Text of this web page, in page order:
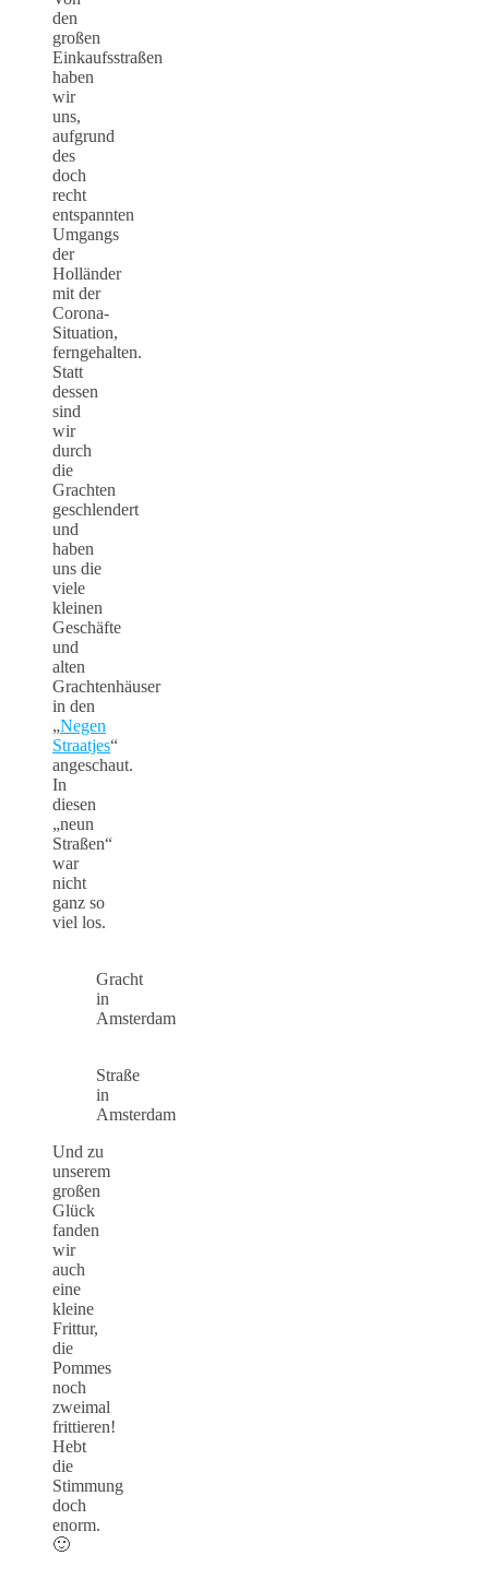
den
großen
Einkaufsstraßen
haben
wir
uns,
aufgrund
des
doch
recht
entspannten
Umgangs
der
Holländer
mit der
Corona-
Situation,
ferngehalten.
Statt
dessen
sind
wir
durch
die
Grachten
geschlendert
und
haben
uns die
viele
kleinen
Geschäfte
und
alten
Grachtenhäuser
in den
„Negen
Straatjes“
angeschaut.
In
diesen
„neun
Straßen“
war
nicht
ganz so
viel los.
Gracht
in
Amsterdam
Straße
in
Amsterdam
Und zu
unserem
großen
Glück
fanden
wir
auch
eine
kleine
Frittur,
die
Pommes
noch
zweimal
frittieren!
Hebt
die
Stimmung
doch
enorm.
🙂